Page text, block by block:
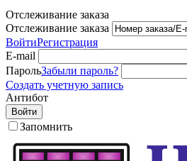
Отслеживание заказа
Отслеживание заказа
ВойтиРегистрация
E-mail
ПарольЗабыли пароль?
Создать учетную запись
Антибот
Войти
Запомнить